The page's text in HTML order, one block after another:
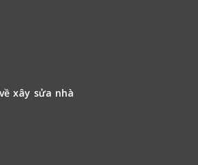
xây sửa nhà